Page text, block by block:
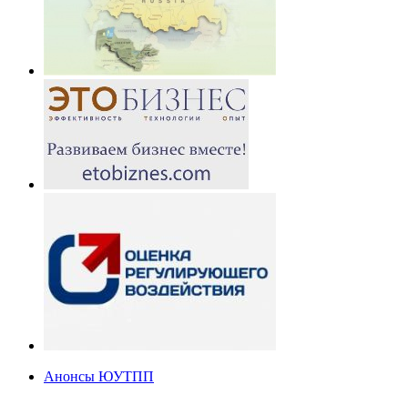
Анонсы ЮУТПП